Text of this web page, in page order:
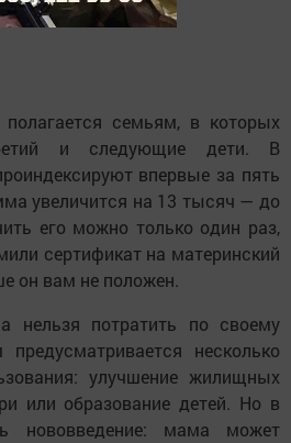
полагается семьям, в которых
и следующие дети. В
впервые за пять
увеличится на 13 тысяч — до
его можно только один раз,
сертификат на материнский
он вам не положен.
нельзя потратить по своему
несколько
улучшение жилищных
или образование детей. Но в
нововведение: мама может